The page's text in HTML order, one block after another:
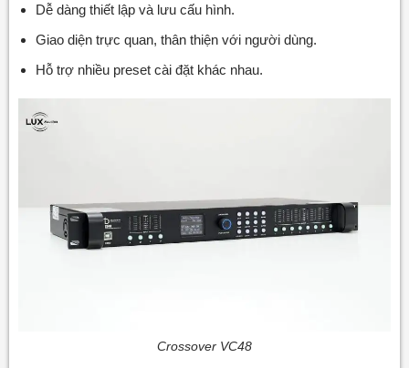
Dễ dàng thiết lập và lưu cấu hình.
Giao diện trực quan, thân thiện với người dùng.
Hỗ trợ nhiều preset cài đặt khác nhau.
Crossover VC48